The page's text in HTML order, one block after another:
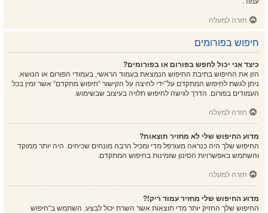
חזרה למעלה
חיפוש בפורומים
כיצד אני יכול לחפש בפורום או בפורומים?
הזן את החיפוש בתיבת החיפוש הנמצאת בעמוד הראשי, בעמודי הפורום או הנושא.
ניתן לגשת לחיפוש המתקדם על־ידי לחיצה על הקישור “חיפוש מתקדם” אשר זמין בכל
העמודים בפורום. הדרך לגישה לחיפוש תלויה בעיצוב שבשימוש.
חזרה למעלה
מדוע החיפוש שלי לא מחזיר תוצאות?
החיפוש שלך היה כנראה מעורפל מדי ומכיל הרבה מונחים שכיחים. היה יותר ממוקד
והשתמש באפשרויות הסינון שזמינות בחיפוש המתקדם.
חזרה למעלה
מדוע החיפוש שלי מחזיר עמוד ריק!?
החיפוש שלך החזיק יותר מדי תוצאות אשר השרת יכול לבצע. השתמש ב“חיפוש